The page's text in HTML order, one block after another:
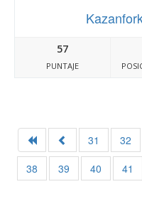
57
PUNTAJE
31 32
38
39 40 41